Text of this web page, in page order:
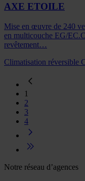
AXE ETOILE
Mise en œuvre de 240
en multicouche EG/
revêtement…
Climatisation réversible
1
2
3
4
Notre réseau d’agences